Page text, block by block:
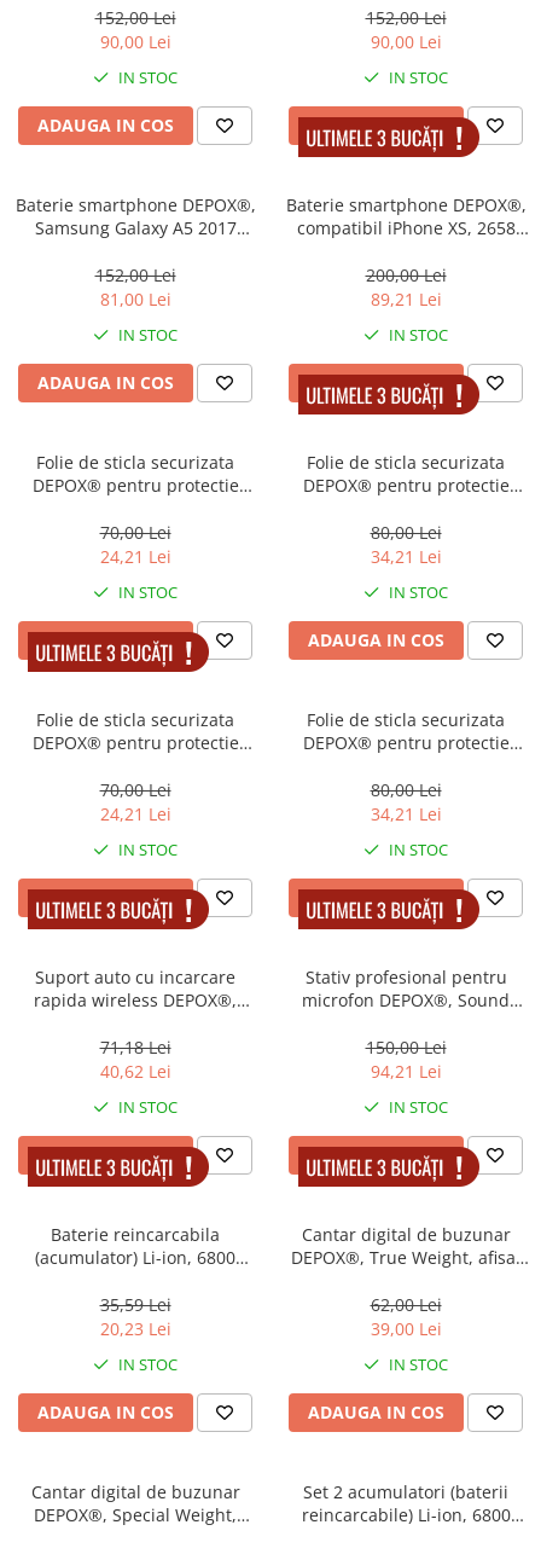
152,00 Lei
90,00 Lei
IN STOC
ADAUGA IN COS
152,00 Lei
90,00 Lei
IN STOC
ADAUGA IN COS
Baterie smartphone DEPOX®,
Samsung Galaxy A5 2017
152,00 Lei
81,00 Lei
IN STOC
ADAUGA IN COS
Baterie smartphone DEPOX®,
compatibil iPhone XS, 2658
200,00 Lei
89,21 Lei
IN STOC
ADAUGA IN COS
Folie de sticla securizata
DEPOX® pentru protectie
3D, Anti-spy, neagra,
acoperire full-cover
70,00 Lei
24,21 Lei
IN STOC
ADAUGA IN COS
Folie de sticla securizata
DEPOX® pentru protectie
Max, 3D, Anti-spy, neagra,
acoperire full-cover
80,00 Lei
34,21 Lei
IN STOC
ADAUGA IN COS
Folie de sticla securizata
DEPOX® pentru protectie
Max/XS Max, 3D, Anti-spy,
neagra, acoperire full-cover
70,00 Lei
24,21 Lei
IN STOC
ADAUGA IN COS
Folie de sticla securizata
DEPOX® pentru protectie
PRO, 3D, Anti-spy, neagra,
acoperire full-cover
80,00 Lei
34,21 Lei
IN STOC
ADAUGA IN COS
Suport auto cu incarcare
rapida wireless DEPOX®,
universal, senzor infrarosu,
13 cm, auriu
71,18 Lei
40,62 Lei
IN STOC
ADAUGA IN COS
Stativ profesional pentru
microfon DEPOX®, Sound
cm, negru
150,00 Lei
94,21 Lei
IN STOC
ADAUGA IN COS
Baterie reincarcabila
(acumulator) Li-ion, 6800
35,59 Lei
20,23 Lei
IN STOC
ADAUGA IN COS
Cantar digital de buzunar
DEPOX®, True Weight, afisaj
200g maxim, argintiu
62,00 Lei
39,00 Lei
IN STOC
ADAUGA IN COS
Cantar digital de buzunar
DEPOX®, Special Weight,
Set 2 acumulatori (baterii
reincarcabile) Li-ion, 6800